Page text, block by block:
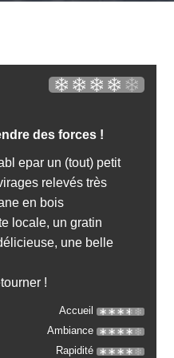
des forces !
epar un (tout) petit
relevés très
en bois
locale, un gratin
une belle
!
Accueil
Ambiance
Rapidité